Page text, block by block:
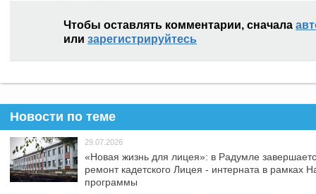
Чтобы оставлять комментарии, сначала
или зарегистрируйтесь
Новости по теме
29.07.2026
«Новая жизнь для лицея»: в Радумле
ремонт кадетского Лицея - интерната в рамках
программы